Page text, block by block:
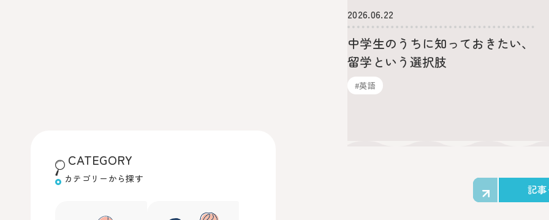
CATEGORY
カテゴリーから探す
2026.06.22
中学生のうちに知っておきたい、
留学という選択肢
#英語
記